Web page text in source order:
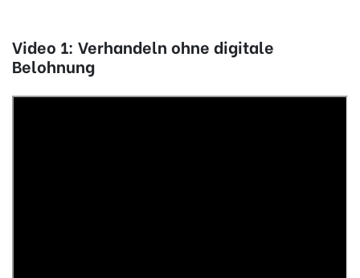
Video 1: Verhandeln ohne digitale
Belohnung